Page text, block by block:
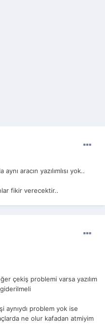
aracın yazılımlısı yok..
fikir verecektir..
çekiş problemi varsa yazılım
aynıydı problem yok ise
ne olur kafadan atmiyim